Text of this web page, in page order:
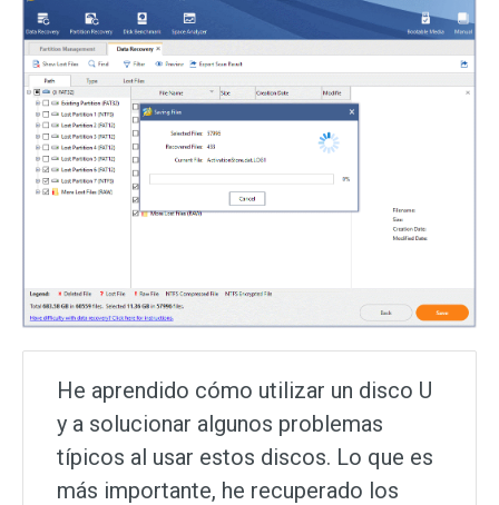
He aprendido cómo utilizar un disco U
y a solucionar algunos problemas
típicos al usar estos discos. Lo que es
más importante, he recuperado los